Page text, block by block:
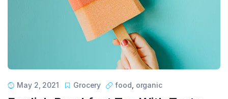
May 2, 2021 Grocery food organic